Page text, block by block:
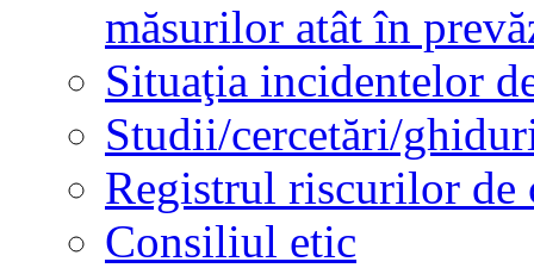
măsurilor atât în
Situaţia incidentelor
Studii/cercetări/
Registrul riscurilor de
Consiliul etic